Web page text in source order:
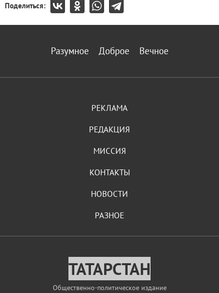
Поделиться:
Разумное Доброе Вечное
РЕКЛАМА
РЕДАКЦИЯ
МИССИЯ
КОНТАКТЫ
НОВОСТИ
РАЗНОЕ
ТАТАРСТАН
Общественно-политическое издание